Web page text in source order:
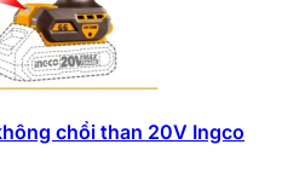
chổi than 20V Ingco